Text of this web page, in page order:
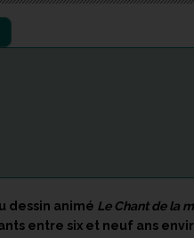
dessin animé Le Chant de la
entre six et neuf ans